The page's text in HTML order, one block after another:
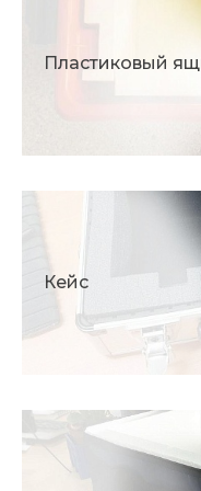
Пластиковый
Кейс